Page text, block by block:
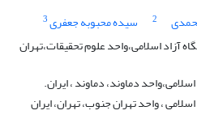
2 سیده محبوبه جعفری3
آزاد اسلامی،واحد علوم تحقیقات،تهران
دماوند، دماوند ، ایران.
، واحد تهران جنوب، تهران، ایران